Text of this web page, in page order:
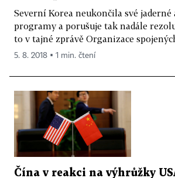
Severní Korea neukončila své jaderné
programy a porušuje tak nadále
to v tajné zprávě Organizace
5. 8. 2018 ▪ 1 min. čtení
Čína v reakci na výhrůžky